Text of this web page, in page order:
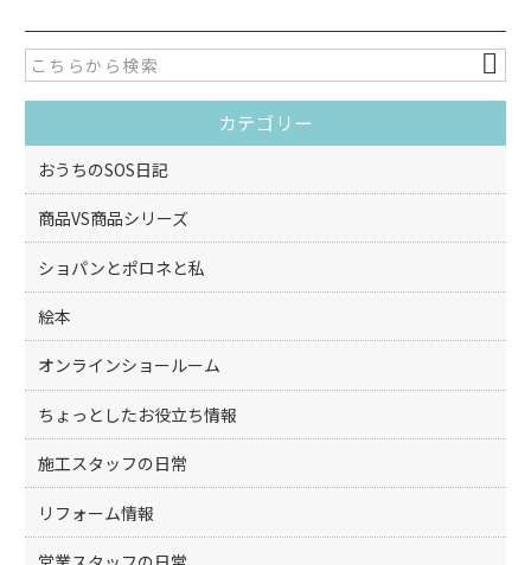
e
b
o
o
k
er
カテゴリー
おうちのSOS日記
商品VS商品シリーズ
ショパンとポロネと私
絵本
オンラインショールーム
ちょっとしたお役立ち情報
施工スタッフの日常
リフォーム情報